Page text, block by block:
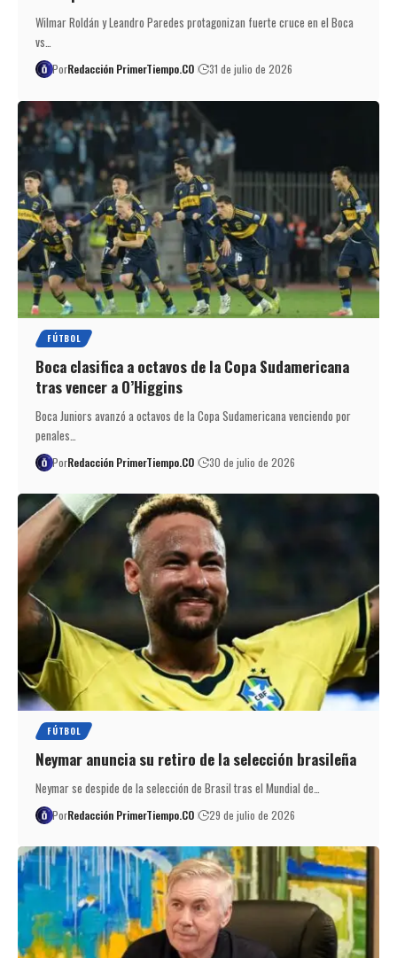
Wilmar Roldán y Leandro Paredes protagonizan fuerte cruce en el Boca
vs…
PorRedacción PrimerTiempo.CO 31 de julio de 2026
FÚTBOL
Boca clasifica a octavos de la Copa Sudamericana
tras vencer a O’Higgins
Boca Juniors avanzó a octavos de la Copa Sudamericana venciendo por
penales…
PorRedacción PrimerTiempo.CO 30 de julio de 2026
FÚTBOL
Neymar anuncia su retiro de la selección brasileña
Neymar se despide de la selección de Brasil tras el Mundial de…
PorRedacción PrimerTiempo.CO 29 de julio de 2026